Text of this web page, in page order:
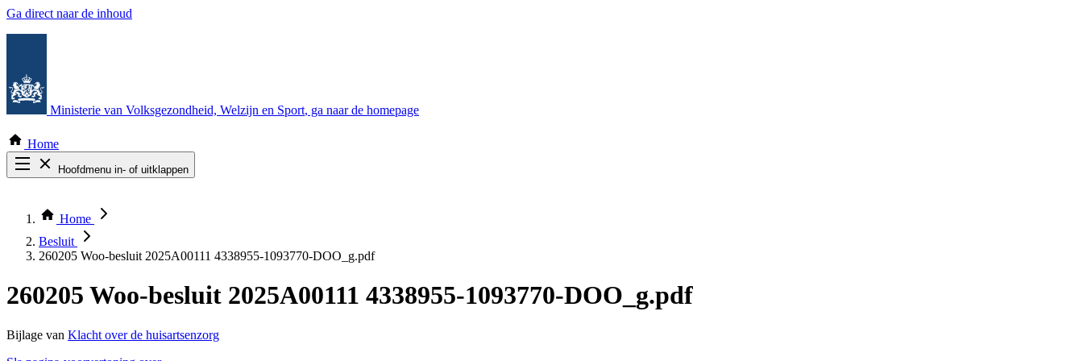
Ga direct naar de inhoud
Ministerie van Volksgezondheid, Welzijn en Sport, ga naar de homepage
Home
Hoofdmenu in- of uitklappen
Thema COVID-19
Bekijk per bestuursorgaan
Home
Besluit
260205 Woo-besluit 2025A00111 4338955-1093770-DOO_g.pdf
260205 Woo-besluit 2025A00111 4338955-1093770-DOO_g.pdf
Bijlage van Klacht over de huisartsenzorg